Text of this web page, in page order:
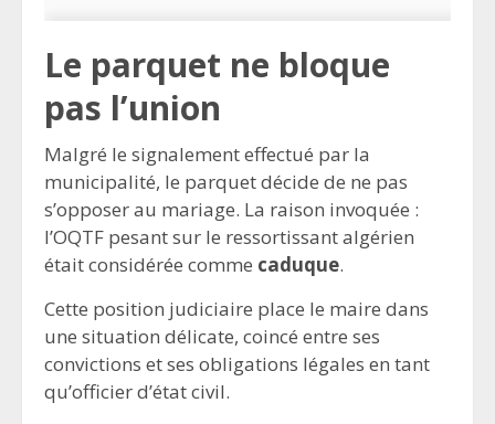
Le parquet ne bloque
pas l’union
Malgré le signalement effectué par la
municipalité, le parquet décide de ne pas
s’opposer au mariage. La raison invoquée :
l’OQTF pesant sur le ressortissant algérien
était considérée comme caduque.
Cette position judiciaire place le maire dans
une situation délicate, coincé entre ses
convictions et ses obligations légales en tant
qu’officier d’état civil.